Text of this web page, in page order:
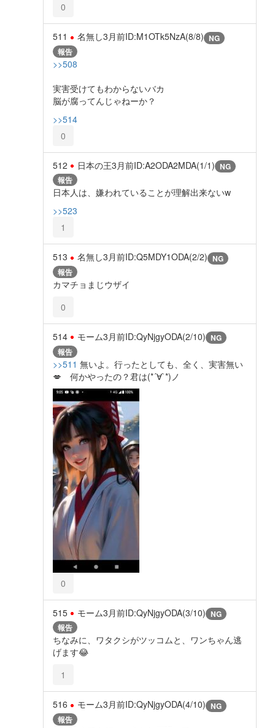
0
511 名無し3月前ID:M1OTk5NzA(8/8) NG
報告
>>508
実害受けてもわからないバカ
脳が腐ってんじゃねーか？
>>514
0
512 日本の王3月前ID:A2ODA2MDA(1/1) NG
報告
日本人は、嫌われていることが理解出来ないw
>>523
1
513 名無し3月前ID:Q5MDY1ODA(2/2) NG
報告
カマチョまじウザイ
0
514 モーム3月前ID:QyNjgyODA(2/10) NG
報告
>>511 無いよ。行ったとしても、全く、実害無い
💋 何かやったの？君は(*´∀`*)ノ
0
515 モーム3月前ID:QyNjgyODA(3/10) NG
報告
ちなみに、ワタクシがツッコムと、ワンちゃん逃
げます😂
1
516 モーム3月前ID:QyNjgyODA(4/10) NG
報告